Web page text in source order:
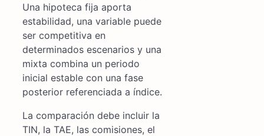
Una hipoteca fija aporta
estabilidad, una variable puede
ser competitiva en
determinados escenarios y una
mixta combina un periodo
inicial estable con una fase
posterior referenciada a índice.
La comparación debe incluir la
TIN, la TAE, las comisiones, el